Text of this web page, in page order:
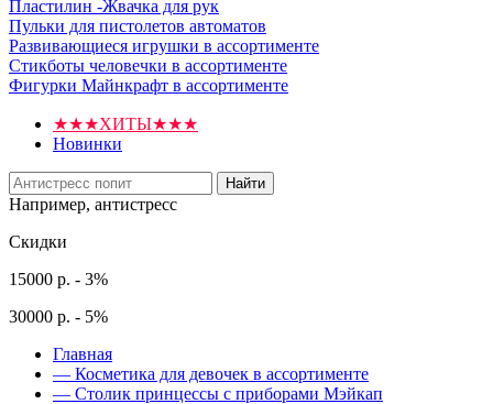
Пластилин -Жвачка для рук
Пульки для пистолетов автоматов
Развивающиеся игрушки в ассортименте
Стикботы человечки в ассортименте
Фигурки Майнкрафт в ассортименте
★★★ХИТЫ★★★
Новинки
Найти
Например, антистресс
Скидки
15000 р. - 3%
30000 р. - 5%
Главная
— Косметика для девочек в ассортименте
— Столик принцессы с приборами Мэйкап